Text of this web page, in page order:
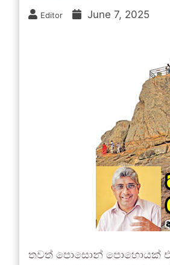
Editor June 7, 2025
තවත් පොසොන් පොහොයක්